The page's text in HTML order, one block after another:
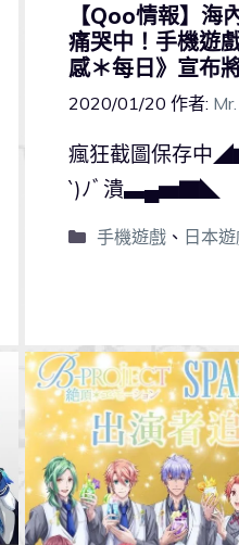
【Qoo情報】海
痛哭中！手機遊
感＊每日》宣布
2020/01/20 作者:
瘋狂截圖保存中
`)ﾉﾞ潰▃▄▅▇◣
手機遊戲、 日本